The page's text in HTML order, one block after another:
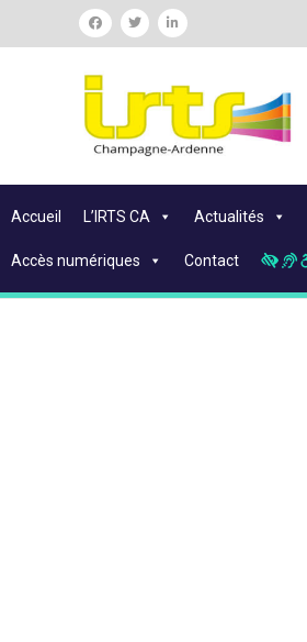
Accueil L’IRTS CA Actualités
Accès numériques Contact